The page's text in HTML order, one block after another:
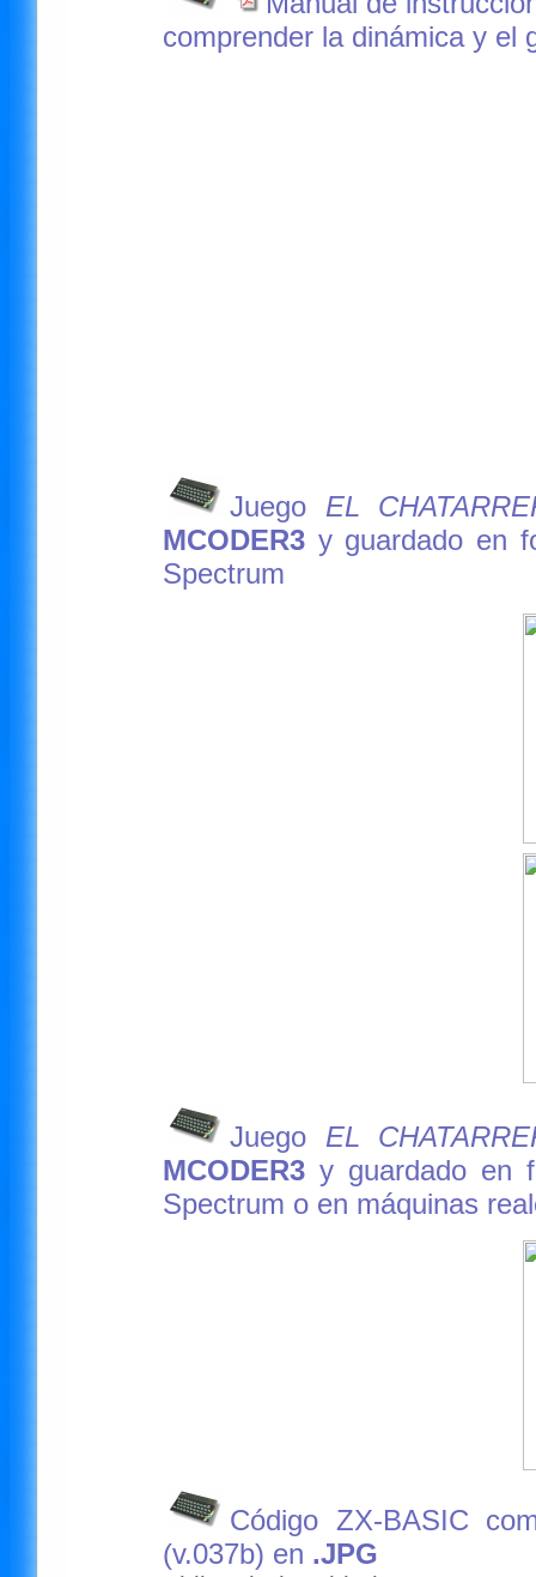
comprender la dinámica y el
Juego EL
MCODER3 y guardado en
Spectrum
Juego EL
MCODER3 y guardado en
Spectrum o en máquinas
Código ZX-BASIC
(v.037b) en .JPG